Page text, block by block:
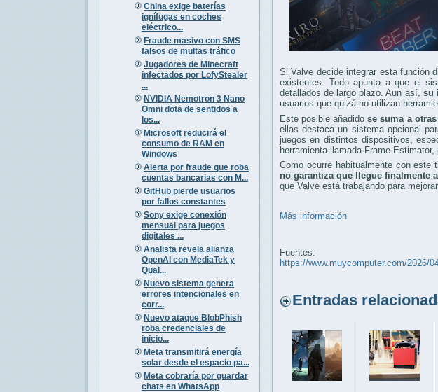
China exige baterías
ignífugas en coches
eléctrico...
Fraude masivo con SMS
falsos de multas tráfico
Jugadores de Minecraft
infectados por LofyStealer
...
NVIDIA Nemotron 3 Nano
Omni dota de sentidos a
los...
Microsoft reducirá el
consumo de RAM en
Windows
Alerta por fraude que roba
cuentas bancarias con M...
GitHub pierde usuarios
por fallos constantes
Sony exige conexión
mensual para juegos
digitales ...
Analista revela alianza
OpenAI con MediaTek y
Qual...
Nuevo sistema genera
errores intencionales en
corr...
Nuevo ataque BlobPhish
roba credenciales de
inicio...
Meta transmitirá energía
solar desde el espacio pa...
Meta cobraría por guardar
chats en WhatsApp
Si Valve decide integrar esta función
existentes. Todo apunta a que el
detallados de largo plazo. Aun así, su
usuarios que quizá no utilizan
Este posible añadidose suma a
ellas destaca un sistema opcional
juegos en distintos dispositivos,
herramienta llamada Frame
Como ocurre habitualmente con
no garantiza que llegue finalmente
que Valve está trabajando para
Más información
Fuentes:
https://www.muycomputer.com/2026/
Entradas